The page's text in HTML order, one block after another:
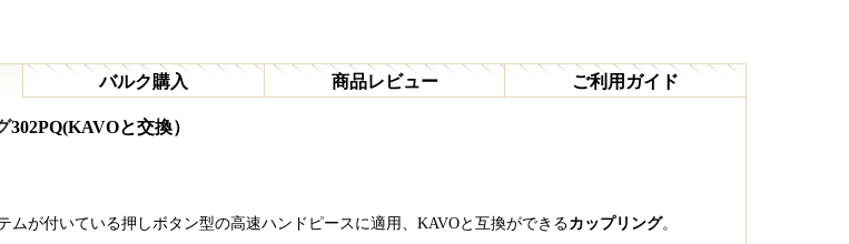
バルク購入 商品レビュー ご利用ガイド
302PQ(KAVOと交換）
ムが付いている押しボタン型の高速ハンドピースに適用、KAVOと互換ができるカップリング。